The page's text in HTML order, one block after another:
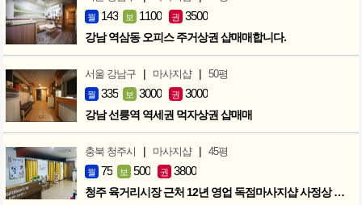
월 143 보 1100 권 3500
강남 역삼동 오피스 주거상권 샵매매합니다.
서울 강남구 | 마사지샵 | 50평
월 335 보 3000 권 3000
강남 선릉역 역세권 먹자상권 샵매매
충북 청주시 | 마사지샵 | 45평
월 75 보 500 권 3800
청주 육거리시장 근처 12년 영업 독점마사지샵 사정상 급매합니다.